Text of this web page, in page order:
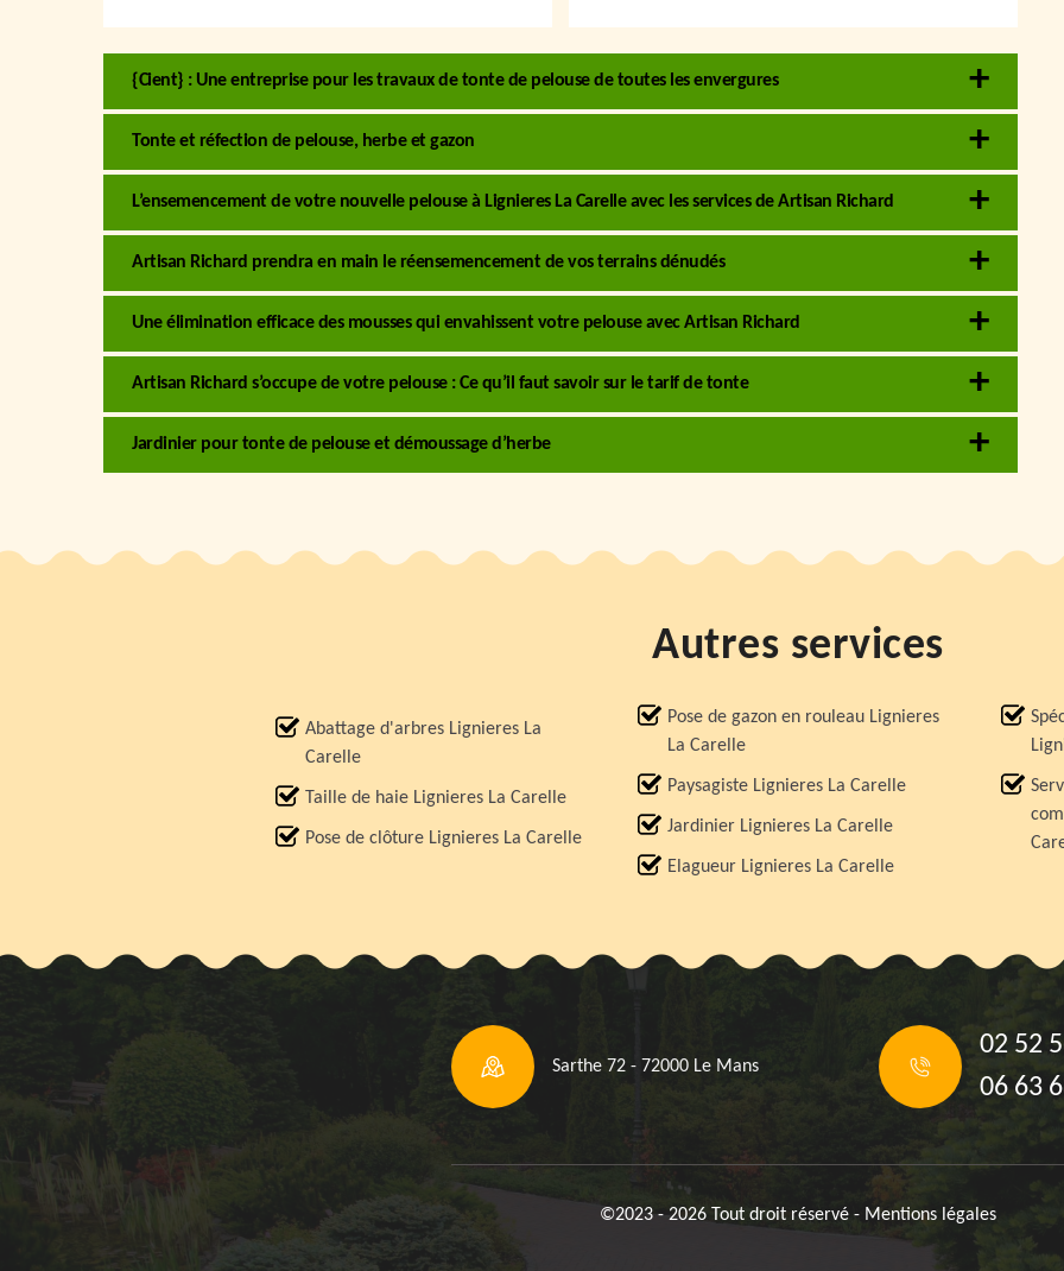
{Cient} : Une entreprise pour les travaux de tonte de pelouse de toutes les envergures
Tonte et réfection de pelouse, herbe et gazon
L’ensemencement de votre nouvelle pelouse à Lignieres La Carelle avec les services de Artisan Richard
Artisan Richard prendra en main le réensemencement de vos terrains dénudés
Une élimination efficace des mousses qui envahissent votre pelouse avec Artisan Richard
Artisan Richard s’occupe de votre pelouse : Ce qu’il faut savoir sur le tarif de tonte
Jardinier pour tonte de pelouse et démoussage d’herbe
Autres services
Abattage d'arbres Lignieres La
Carelle
Taille de haie Lignieres La Carelle
Pose de clôture Lignieres La Carelle
Pose de gazon en rouleau Lignieres
La Carelle
Paysagiste Lignieres La Carelle
Jardinier Lignieres La Carelle
Elagueur Lignieres La Carelle
Sarthe 72 - 72000 Le Mans
02 52
06 63
©2023 - 2026 Tout droit réservé - Mentions légales